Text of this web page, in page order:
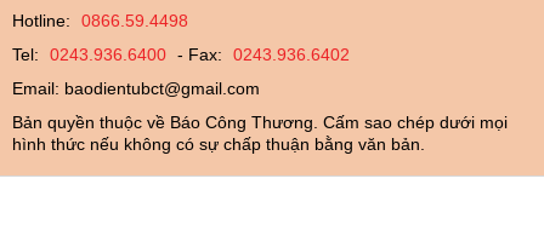
Hotline:
0866.59.4498
Tel:
0243.936.6400 - Fax:
0243.936.6402
Email: baodientubct@gmail.com
Bản quyền thuộc về Báo Công Thương. Cấm sao chép dưới mọi
hình thức nếu không có sự chấp thuận bằng văn bản.